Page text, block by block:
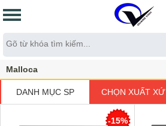
Malloca
DANH MỤC SP CHỌN XUẤT XỨ
-15%